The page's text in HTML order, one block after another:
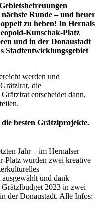
Runde – und heuer
zu heben! In Hernals
Kunschak-Platz
und in der Donaustadt
Stadtentwicklungsgebiet
werden und
die
entscheidet dann,
besten Grätzlprojekte.
Jahr – im Hernalser
Platz wurden zwei kreative
und dank
2023 in zwei
der Donaustadt. Alle Infos: